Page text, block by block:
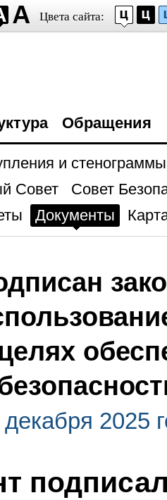
Цвета сайта:
Обращения
и стенограммы
Совет
Совет
Документы
2025